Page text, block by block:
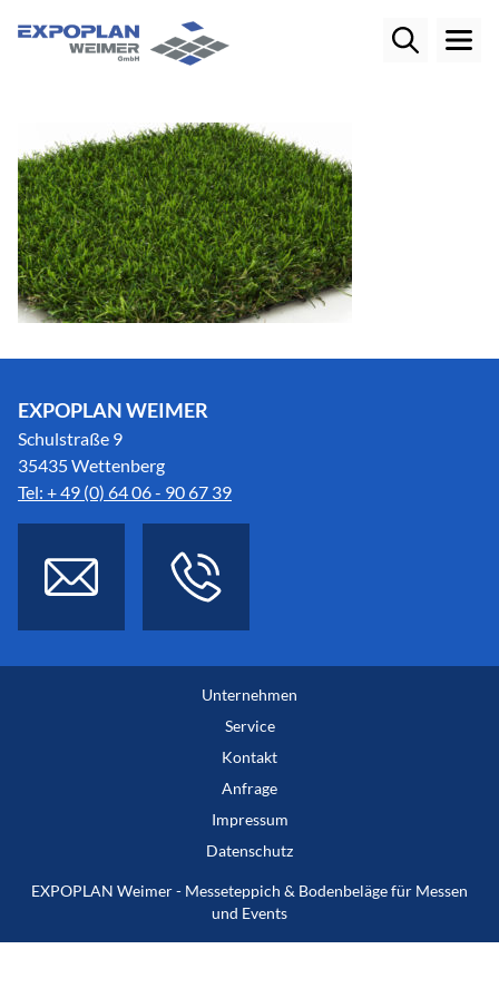
EXPOPLAN WEIMER
Schulstraße 9
35435 Wettenberg
Tel: + 49 (0) 64 06 - 90 67 39
Unternehmen
Service
Kontakt
Anfrage
Impressum
Datenschutz
EXPOPLAN Weimer - Messeteppich & Bodenbeläge für Messen
und Events